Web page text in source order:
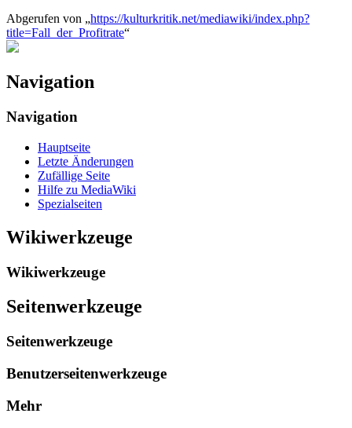
Abgerufen von „https://kulturkritik.net/mediawiki/index.php?
title=Fall_der_Profitrate“
Navigation
Navigation
Hauptseite
Letzte Änderungen
Zufällige Seite
Hilfe zu MediaWiki
Spezialseiten
Wikiwerkzeuge
Wikiwerkzeuge
Seitenwerkzeuge
Seitenwerkzeuge
Benutzerseitenwerkzeuge
Mehr